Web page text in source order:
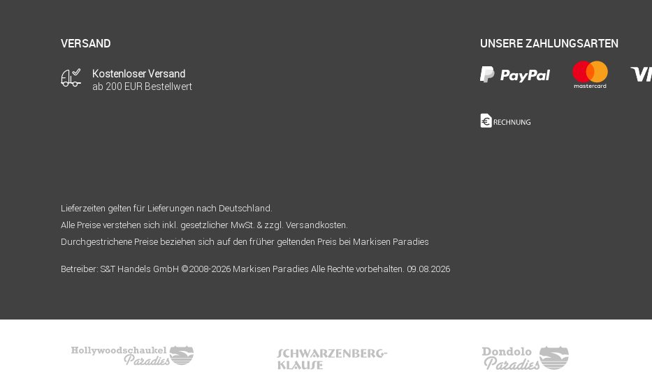
VERSAND
Kostenloser Versand
ab 200 EUR Bestellwert
UNSERE ZAHLUNGSARTEN
Lieferzeiten gelten für Lieferungen nach Deutschland.
Alle Preise verstehen sich inkl. gesetzlicher MwSt. & zzgl. Versandkosten.
Durchgestrichene Preise beziehen sich auf den früher geltenden Preis bei Markisen Paradies
Betreiber: S&T Handels GmbH ©2008-2026 Markisen Paradies Alle Rechte vorbehalten. 09.08.2026